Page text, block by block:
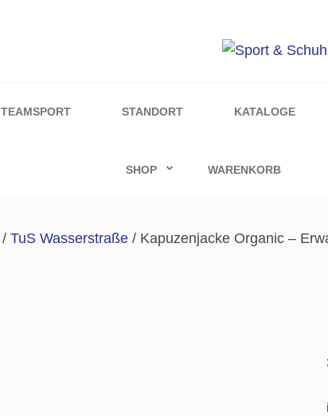
TEAMSPORT STANDORT KATALOGE
SHOP WARENKORB
/ TuS Wasserstraße / Kapuzenjacke Organic –